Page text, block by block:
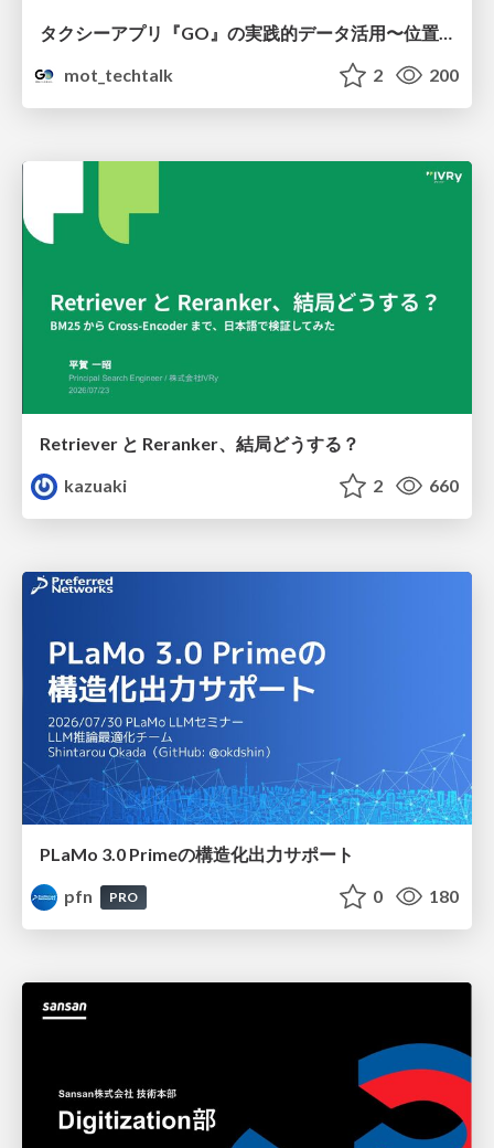
mot_techtalk
2 200
Retriever と Reranker、結局どうする？
kazuaki
2 660
PLaMo 3.0 Primeの構造化出力サポート
pfn
PRO 0 180